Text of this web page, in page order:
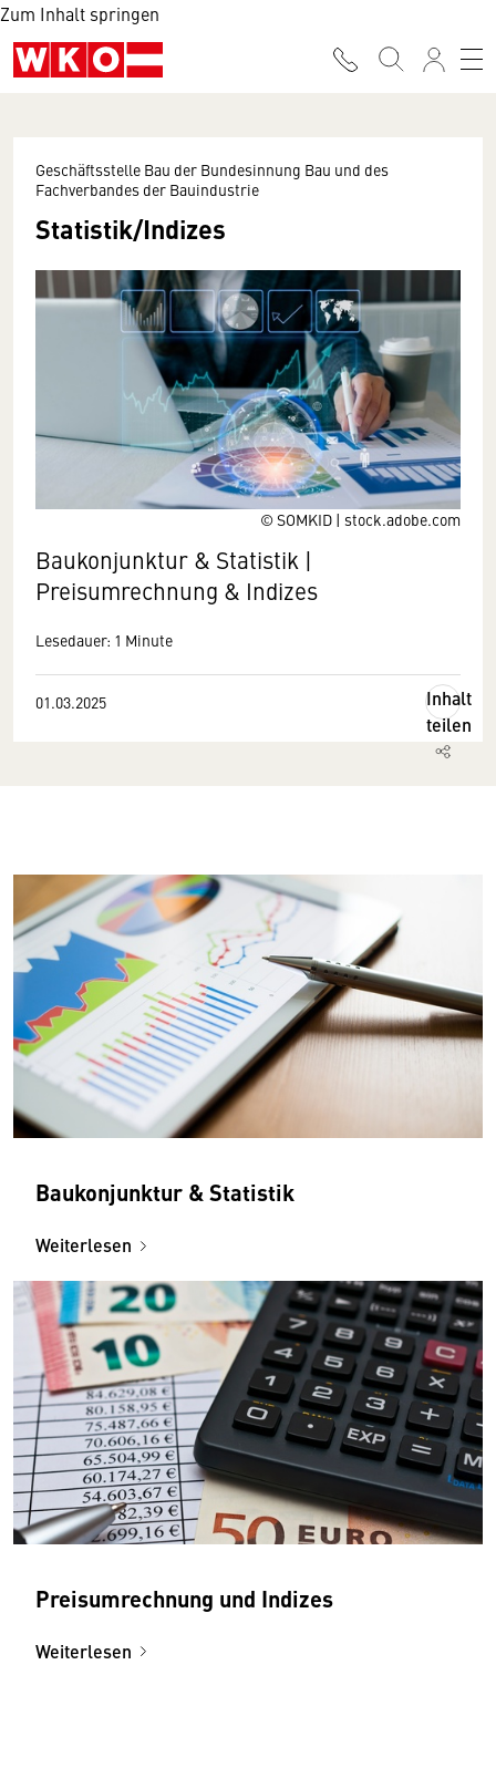
Zum Inhalt springen
© SOMKID | stock.adobe.com
Geschäftsstelle Bau der Bundesinnung Bau und des
Fachverbandes der Bauindustrie
Statistik/Indizes
Baukonjunktur & Statistik |
Preisumrechnung & Indizes
Lesedauer: 1 Minute
01.03.2025
Inhalt
teilen
Baukonjunktur & Statistik
Weiterlesen
Preisumrechnung und Indizes
Weiterlesen